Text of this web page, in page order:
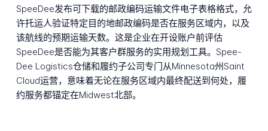
SpeeDee发布可下载的邮政编码运输文件电子表格格式，允
许托运人验证特定目的地邮政编码是否在服务区域内，以及
该航线的预期运输天数。这是企业在开设账户前评估
SpeeDee是否能为其客户群服务的实用规划工具。Spee-
Dee Logistics仓储和履约子公司专门从Minnesota州Saint
Cloud运营，意味着无论在服务区域内最终配送到何处，履
约服务都锚定在Midwest北部。